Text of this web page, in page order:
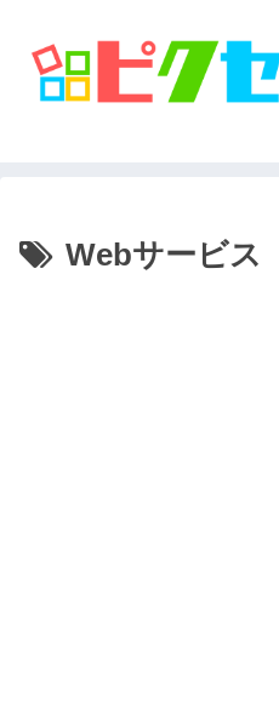
Webサービス